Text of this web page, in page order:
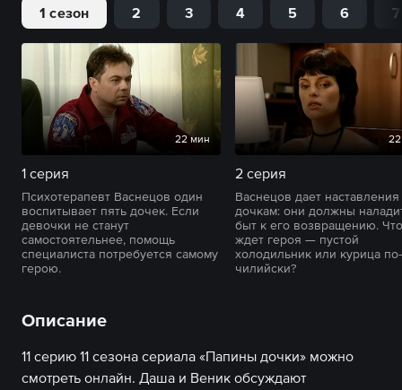
1 сезон 2 3 4 5 6 7
22 мин
1 серия
Психотерапевт Васнецов один
воспитывает пять дочек. Если
девочки не станут
самостоятельнее, помощь
специалиста потребуется самому
герою.
2 серия
Васнецов дает наставления
дочкам: они должны
быт к его возвращению. Что
ждет героя — пустой
холодильник или курица по-
чилийски?
Описание
11 серию 11 сезона сериала «Папины дочки» можно
смотреть онлайн. Даша и Веник обсуждают